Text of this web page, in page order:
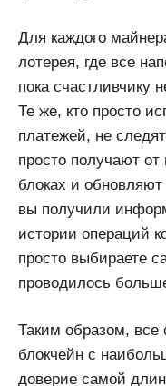
Для каждого
лотерея, где все
пока счастливчику
Те же, кто просто
платежей, не
просто получают
блоках и
вы получили
истории операций
просто выбираете
проводилось
Таким образом, все
блокчейн с
доверие самой